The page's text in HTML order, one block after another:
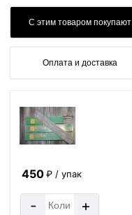
С этим товаром покупают
Оплата и доставка
450₽ / упак
- +